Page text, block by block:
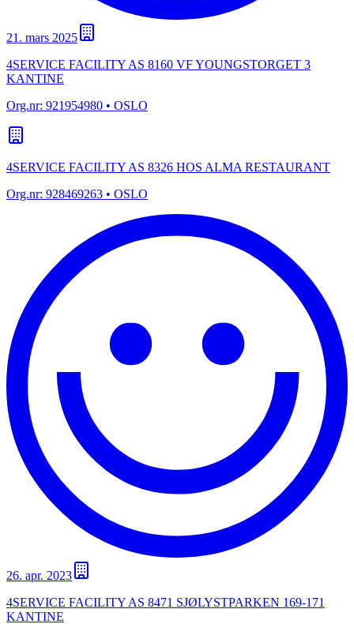
21. mars 2025
4SERVICE FACILITY AS 8160 VF YOUNGSTORGET 3
KANTINE
Org.nr: 921954980 • OSLO
4SERVICE FACILITY AS 8326 HOS ALMA RESTAURANT
Org.nr: 928469263 • OSLO
26. apr. 2023
4SERVICE FACILITY AS 8471 SJØLYSTPARKEN 169-171
KANTINE